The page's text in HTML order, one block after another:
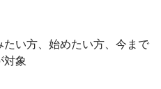
い方、始めたい方、今まで
対象